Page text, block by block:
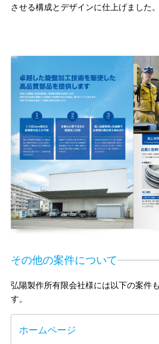
させる構成とデザインに仕上げました。
その他の案件について
弘陽製作所有限会社様には以下の案件
す。
ホームページ